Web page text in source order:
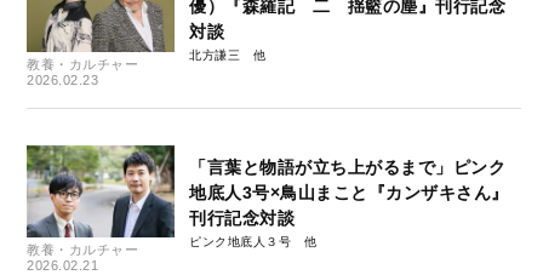
教養・カルチャー
2026.02.23
優）『森羅記 二 揺籃の塵』刊行記念
対談
北方謙三
教養・カルチャー
2026.02.21
「言葉と物語が立ち上がるまで」ピンク
地底人3号×鳥山まこと『カンザキさん』
刊行記念対談
ピンク地底人３号